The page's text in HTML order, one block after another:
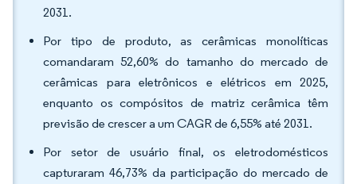
2031.
Por tipo de produto, as cerâmicas monolíticas
comandaram 52,60% do tamanho do mercado de
cerâmicas para eletrônicos e elétricos em 2025,
enquanto os compósitos de matriz cerâmica têm
previsão de crescer a um CAGR de 6,55% até 2031.
Por setor de usuário final, os eletrodomésticos
capturaram 46,73% da participação do mercado de